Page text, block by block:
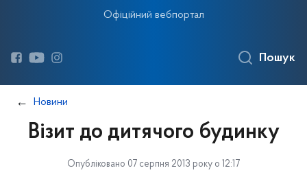
Офіційний вебпортал
Пошук
Новини
Візит до дитячого будинку
Опубліковано 07 серпня 2013 року о 12:17